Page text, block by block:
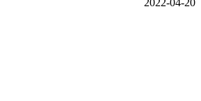
2022-04-20